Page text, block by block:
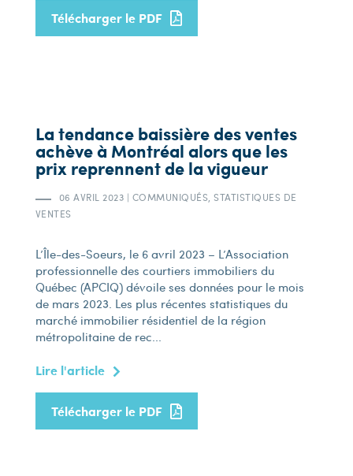
Télécharger le PDF
La tendance baissière des ventes
achève à Montréal alors que les
prix reprennent de la vigueur
06 AVRIL 2023 | COMMUNIQUÉS, STATISTIQUES DE
VENTES
L’Île-des-Soeurs, le 6 avril 2023 – L’Association
professionnelle des courtiers immobiliers du
Québec (APCIQ) dévoile ses données pour le mois
de mars 2023. Les plus récentes statistiques du
marché immobilier résidentiel de la région
métropolitaine de rec...
Lire l'article
Télécharger le PDF